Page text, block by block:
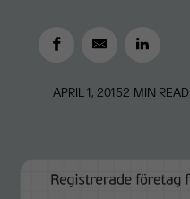
APRIL 1, 20152 MIN READ